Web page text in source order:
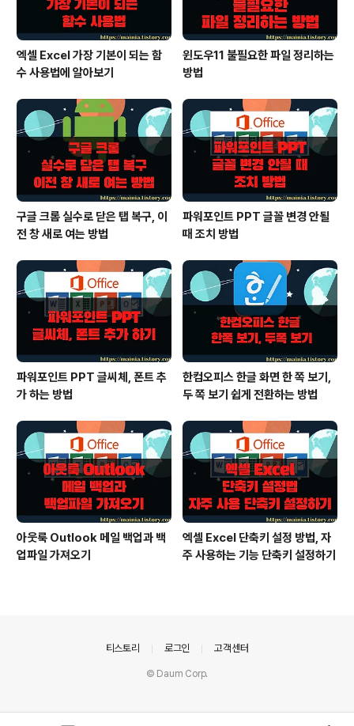
엑셀 Excel 가장 기본이 되는 함
수 사용법에 알아보기
윈도우11 불필요한 파일 정리하는
방법
구글 크롬 실수로 닫은 탭 복구, 이
전 창 새로 여는 방법
파워포인트 PPT 글꼴 변경 안될
때 조치 방법
파워포인트 PPT 글씨체, 폰트 추
가 하는 방법
한컴오피스 한글 화면 한 쪽 보기,
두 쪽 보기 쉽게 전환하는 방법
아웃룩 Outlook 메일 백업과 백
업파일 가져오기
엑셀 Excel 단축키 설정 방법, 자
주 사용하는 기능 단축키 설정하기
티스토리 로그인 고객센터
© Daum Corp.